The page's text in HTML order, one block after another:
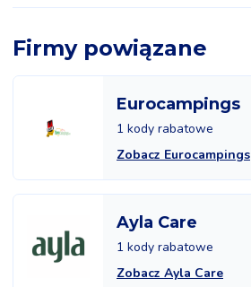
Firmy powiązane
Eurocampings
1 kody rabatowe
Zobacz Eurocampings
Ayla Care
1 kody rabatowe
Zobacz Ayla Care